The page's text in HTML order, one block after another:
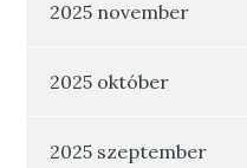
2025 november
2025 október
2025 szeptember